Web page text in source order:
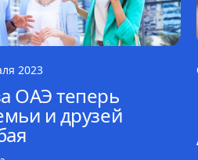
2023
ОАЭ теперь
и друзей